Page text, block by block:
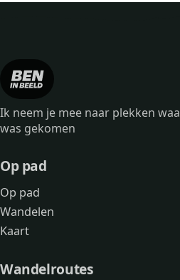
Ik neem je mee naar plekken
was gekomen
Op pad
Op pad
Wandelen
Kaart
Wandelroutes